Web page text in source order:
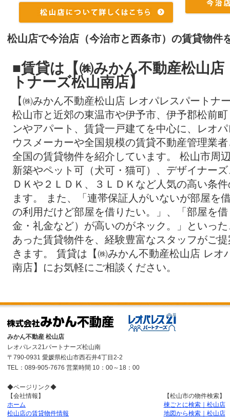
棟102号室(みかん賃貸ナンバー：27622)の情
2026/08/09
松山市北井門3丁目11-27の2LDK賃貸
ートA棟105号室(みかん賃貸ナンバー：704)
201号室(みかん賃貸ナンバー：25948)の情報
2026/08/09 松山市古川北4丁目3-7の3LDK賃貸マ
ンシアA102号室(みかん賃貸ナンバー：1921)
た。
2026/08/09
松山市永木町1丁目7-4の1K賃貸マン
号室(みかん賃貸ナンバー：37645)の情報を
2026/08/09 松山市南吉田町1455-1の2LDK賃貸ア
吉田302号室(みかん賃貸ナンバー：384640)
2026/08/09
松山市南吉田町1455-1の2LDK賃貸ア
吉田301号室(みかん賃貸ナンバー：485713)
2026/08/09
松山市余戸南3丁目9-36の2LDK賃貸
402号室(みかん賃貸ナンバー：45033)の情報
2026/08/09 松山市千舟町8丁目67-6の1K賃貸マン
千舟801号室(みかん賃貸ナンバー：437556)
2026/08/09
松山市味酒町3丁目4-13の1K賃貸マ
2026/08/09 松山市小坂1丁目6-23の1R賃貸マン
ル小坂1003号室(みかん賃貸ナンバー：
た。
2026/08/09
松山市東石井4丁目17-13の2LDK賃貸
マリナ202号室(みかん賃貸ナンバー：
2026/08/08
松山市御幸1丁目584の1K賃貸マンシ
UEDA402号室(みかん賃貸ナンバー：
松山店で今治店（今治市と西条市）の賃貸物件
■賃貸は【㈱みかん不動産松山
トナーズ松山南店】
【㈱みかん不動産松山店 レオパレスパートナ
松山市と近郊の東温市や伊予市、伊予郡松前
ンやアパート、賃貸一戸建てを中心に、レオ
ウスメーカーや全国規模の賃貸不動産管理業
全国の賃貸物件を紹介しています。 松山市周
新築やペット可（犬可・猫可）、デザイナー
ＤＫや２ＬＤＫ、３ＬＤＫなど人気の高い条
ます。 また、「連帯保証人がいないが部屋を
の利用だけど部屋を借りたい。」、「部屋を
金・礼金など）が高いのがネック。」といっ
あった賃貸物件を、経験豊富なスタッフがご
きます。 賃貸は【㈱みかん不動産松山店 レオ
南店】にお気軽にご相談ください。
みかん不動産 松山店
レオパレス21パートナーズ松山南
〒790-0931 愛媛県松山市西石井4丁目2-2
TEL：089-905-7676 営業時間 10：00～18：00
◆ページリンク◆
【会社情報】
ホーム
松山店の賃貸物件情報
【松山市の物件検索】
棟ごとに検索｜松山店
地図から検索｜松山店